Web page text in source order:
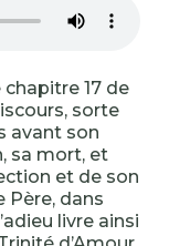
chapitre 17 de
sorte
avant son
sa mort, et
et de son
Père, dans
livre ainsi